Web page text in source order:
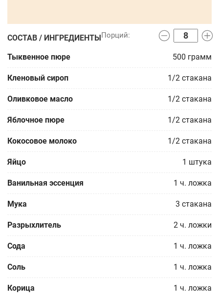
СОСТАВ / ИНГРЕДИЕНТЫ
Тыквенное пюре 500 грамм
Кленовый сироп 1/2 стакана
Оливковое масло 1/2 стакана
Яблочное пюре 1/2 стакана
Кокосовое молоко 1/2 стакана
Яйцо 1 штука
Ванильная эссенция 1 ч. ложка
Мука 3 стакана
Разрыхлитель 2 ч. ложки
Сода 1 ч. ложка
Соль 1 ч. ложка
Корица 1 ч. ложка